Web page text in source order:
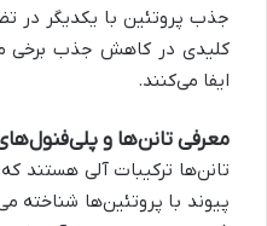
جذب پروتئین با یکدیگر در
کلیدی در کاهش جذب برخی
ایفا می‌کنند.
معرفی تانن‌ها و
تانن‌ها ترکیبات آلی هستند
پیوند با پروتئین‌ها شناخته